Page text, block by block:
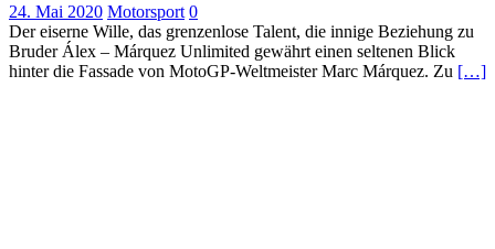
24. Mai 2020 Motorsport 0
Der eiserne Wille, das grenzenlose Talent, die innige Beziehung zu
Bruder Álex – Márquez Unlimited gewährt einen seltenen Blick
hinter die Fassade von MotoGP-Weltmeister Marc Márquez. Zu […]